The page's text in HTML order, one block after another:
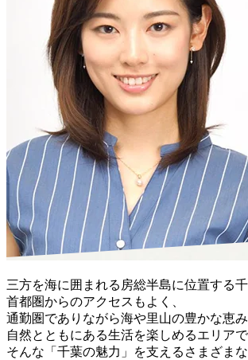
三方を海に囲まれる房総半島に位置する千
首都圏からのアクセスもよく、
通勤圏でありながら海や里山の豊かな恵み
自然とともにある生活を楽しめるエリアで
そんな「千葉の魅力」を支えるさまざま